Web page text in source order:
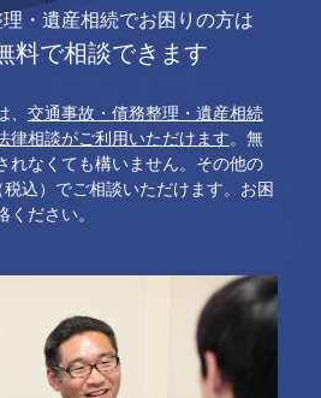
・遺産相続でお困りの方は
料で相談できます
交通事故・債務整理・遺産相続
律相談がご利用いただけます。無
れなくても構いません。その他の
込）でご相談いただけます。お困
ください。